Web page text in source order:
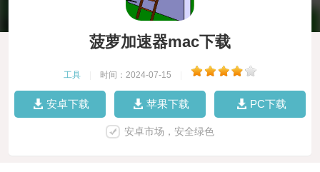
菠萝加速器mac下载
工具 时间：2024-07-15
安卓下载 苹果下载 PC下载
安卓市场，安全绿色